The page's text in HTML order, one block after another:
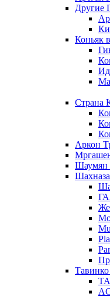
Другие
Коньяк
Страна
Аркон
Шаумян